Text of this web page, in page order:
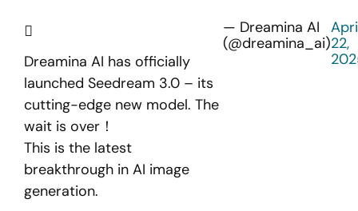
Dreamina AI has officially
launched Seedream 3.0 – its
cutting-edge new model. The
wait is over！
This is the latest
breakthrough in AI image
generation.
— Dreamina AI
(@dreamina_ai)22,